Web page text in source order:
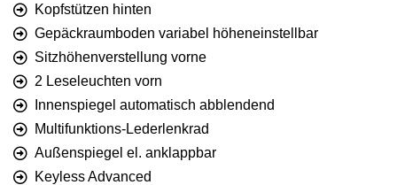
Kopfstützen hinten
Gepäckraumboden variabel höheneinstellbar
Sitzhöhenverstellung vorne
2 Leseleuchten vorn
Innenspiegel automatisch abblendend
Multifunktions-Lederlenkrad
Außenspiegel el. anklappbar
Keyless Advanced